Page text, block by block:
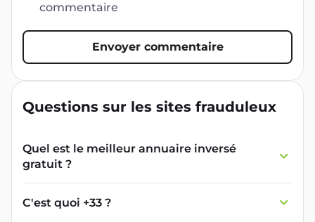
commentaire
Envoyer commentaire
Questions sur les sites frauduleux
Quel est le meilleur annuaire inversé
gratuit ?
France Verif inclut une fonctionnalité de
recherche de numéro inversée qui est efficace
et gratuite pour identifier les appelants
C'est quoi +33 ?
L'indicatif +33 est le code téléphonique